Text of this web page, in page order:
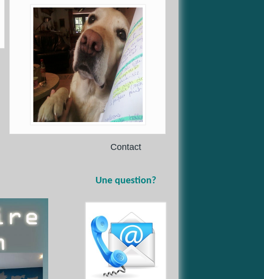
Contact
Une question?